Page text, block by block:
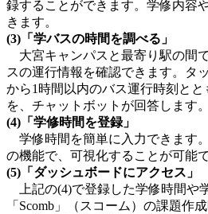
録することができます。学修内容
きます。
(3)「学バスの時間を調べる」
大宮キャンパスと最寄り駅の間
スの運行情報を確認できます。タ
から1時間以内のバス運行時刻とと
を、チャットボットが回答します。
(4)「学修時間を登録」
学修時間を簡単に入力できます
の機能で、可視化することが可能で
(5)「ダッシュボードにアクセス」
上記の(4)で登録した学修時間や
「Scomb」（スコーム）の課題作